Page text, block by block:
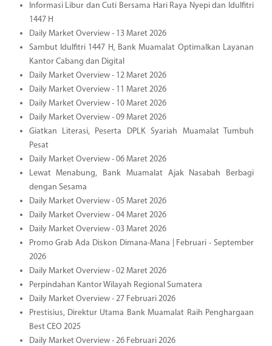
Informasi Libur dan Cuti Bersama Hari Raya Nyepi dan Idulfitri
1447 H
Daily Market Overview - 13 Maret 2026
Sambut Idulfitri 1447 H, Bank Muamalat Optimalkan Layanan
Kantor Cabang dan Digital
Daily Market Overview - 12 Maret 2026
Daily Market Overview - 11 Maret 2026
Daily Market Overview - 10 Maret 2026
Daily Market Overview - 09 Maret 2026
Giatkan Literasi, Peserta DPLK Syariah Muamalat Tumbuh
Pesat
Daily Market Overview - 06 Maret 2026
Lewat Menabung, Bank Muamalat Ajak Nasabah Berbagi
dengan Sesama
Daily Market Overview - 05 Maret 2026
Daily Market Overview - 04 Maret 2026
Daily Market Overview - 03 Maret 2026
Promo Grab Ada Diskon Dimana-Mana | Februari - September
2026
Daily Market Overview - 02 Maret 2026
Perpindahan Kantor Wilayah Regional Sumatera
Daily Market Overview - 27 Februari 2026
Prestisius, Direktur Utama Bank Muamalat Raih Penghargaan
Best CEO 2025
Daily Market Overview - 26 Februari 2026